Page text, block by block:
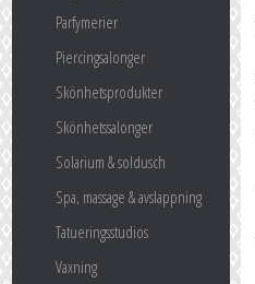
Parfymerier
Piercingsalonger
Skönhetsprodukter
Skönhetssalonger
Solarium & soldusch
Spa, massage & avslappning
Tatueringsstudios
Vaxning